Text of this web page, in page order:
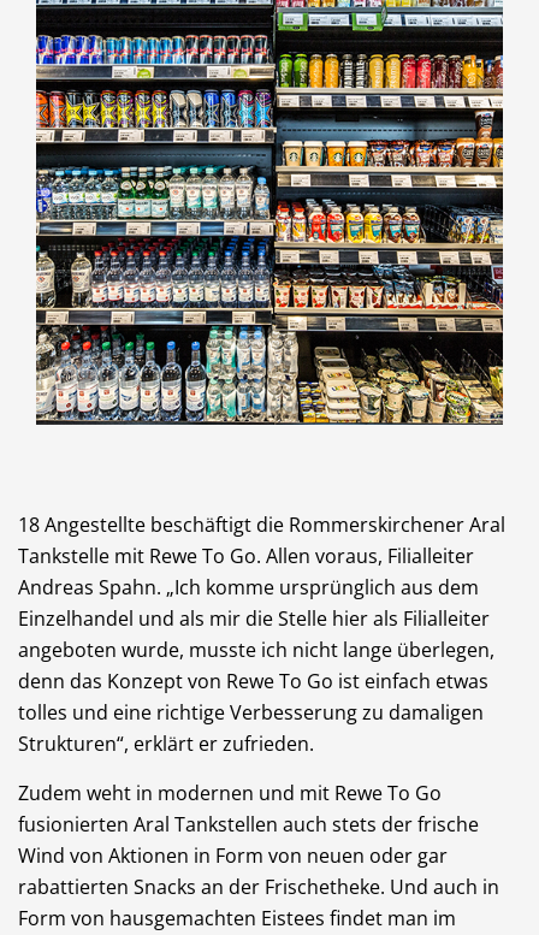
18 Angestellte beschäftigt die Rommerskirchener Aral
Tankstelle mit Rewe To Go. Allen voraus, Filialleiter
Andreas Spahn. „Ich komme ursprünglich aus dem
Einzelhandel und als mir die Stelle hier als Filialleiter
angeboten wurde, musste ich nicht lange überlegen,
denn das Konzept von Rewe To Go ist einfach etwas
tolles und eine richtige Verbesserung zu damaligen
Strukturen“, erklärt er zufrieden.
Zudem weht in modernen und mit Rewe To Go
fusionierten Aral Tankstellen auch stets der frische
Wind von Aktionen in Form von neuen oder gar
rabattierten Snacks an der Frischetheke. Und auch in
Form von hausgemachten Eistees findet man im